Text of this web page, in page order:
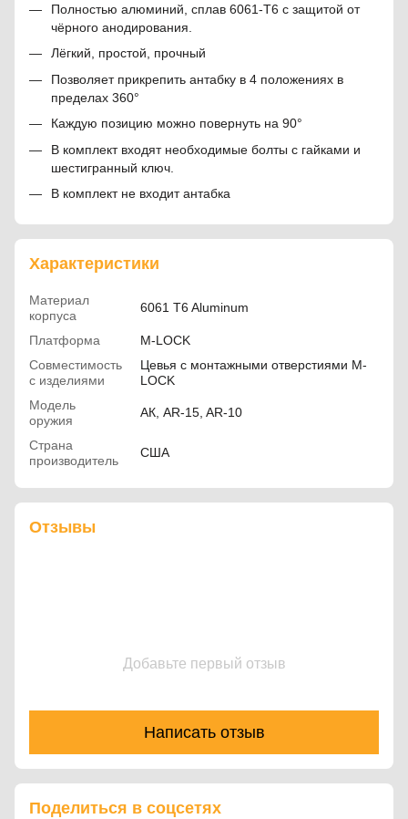
Полностью алюминий, сплав 6061-T6 с защитой от
чёрного анодирования.
Лёгкий, простой, прочный
Позволяет прикрепить антабку в 4 положениях в
пределах 360°
Каждую позицию можно повернуть на 90°
В комплект входят необходимые болты с гайками и
шестигранный ключ.
В комплект не входит антабка
Характеристики
Материал
корпуса
6061 T6 Aluminum
Платформа
M-LOCK
Совместимость
с изделиями
Цевья с монтажными отверстиями M-
LOCK
Модель
оружия
АК, AR-15, AR-10
Страна
производитель
США
Отзывы
Добавьте первый отзыв
Написать отзыв
Поделиться в соцсетях